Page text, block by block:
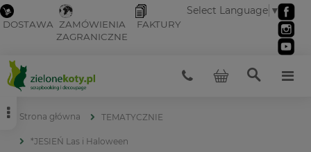
DOSTAWA ZAMÓWIENIA
ZAGRANICZNE
FAKTURY
Select Language ▼
Strona główna TEMATYCZNIE
*JESIEŃ Las i Haloween